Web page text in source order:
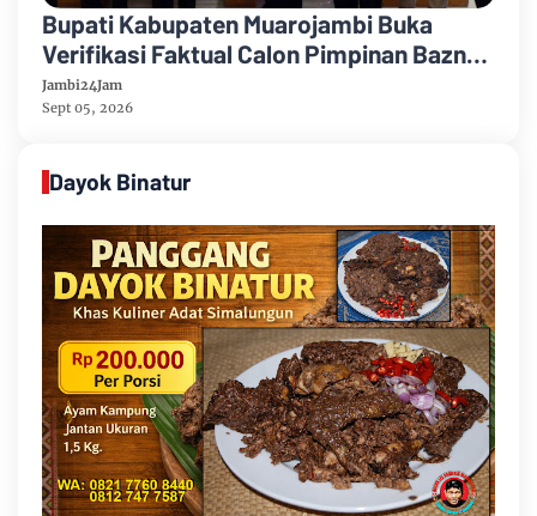
Bupati Kabupaten Muarojambi Buka
Verifikasi Faktual Calon Pimpinan Baznas
Tahun 2026-2031
Jambi24Jam
Sept 05, 2026
Dayok Binatur